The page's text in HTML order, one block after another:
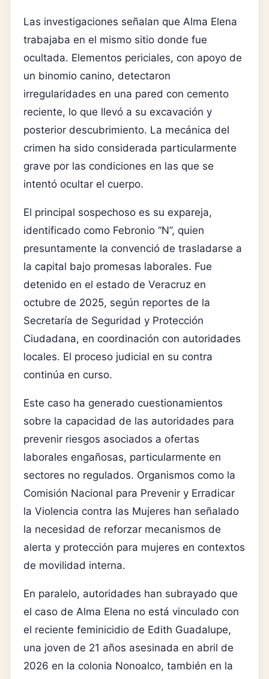
Las investigaciones señalan que Alma Elena
trabajaba en el mismo sitio donde fue
ocultada. Elementos periciales, con apoyo de
un binomio canino, detectaron
irregularidades en una pared con cemento
reciente, lo que llevó a su excavación y
posterior descubrimiento. La mecánica del
crimen ha sido considerada particularmente
grave por las condiciones en las que se
intentó ocultar el cuerpo.
El principal sospechoso es su expareja,
identificado como Febronio “N”, quien
presuntamente la convenció de trasladarse a
la capital bajo promesas laborales. Fue
detenido en el estado de Veracruz en
octubre de 2025, según reportes de la
Secretaría de Seguridad y Protección
Ciudadana, en coordinación con autoridades
locales. El proceso judicial en su contra
continúa en curso.
Este caso ha generado cuestionamientos
sobre la capacidad de las autoridades para
prevenir riesgos asociados a ofertas
laborales engañosas, particularmente en
sectores no regulados. Organismos como la
Comisión Nacional para Prevenir y Erradicar
la Violencia contra las Mujeres han señalado
la necesidad de reforzar mecanismos de
alerta y protección para mujeres en contextos
de movilidad interna.
En paralelo, autoridades han subrayado que
el caso de Alma Elena no está vinculado con
el reciente feminicidio de Edith Guadalupe,
una joven de 21 años asesinada en abril de
2026 en la colonia Nonoalco, también en la